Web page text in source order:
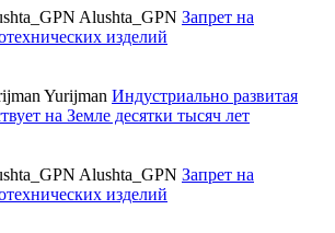
Alushta_GPN Запрет на
изделий
Yurijman Индустриально развитая
на Земле десятки тысяч лет
Alushta_GPN Запрет на
изделий